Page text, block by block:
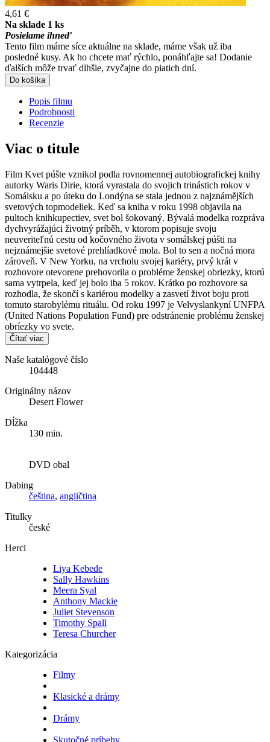
4,61 €
Na sklade 1 ks
Posielame ihneď
Tento film máme síce aktuálne na sklade, máme však už iba
posledné kusy. Ak ho chcete mať rýchlo, ponáhľajte sa! Dodanie
ďalších môže trvať dlhšie, zvyčajne do piatich dní.
Do košíka
Popis filmu
Podrobnosti
Recenzie
Viac o titule
Film Kvet púšte vznikol podla rovnomennej autobiografickej knihy
autorky Waris Dirie, ktorá vyrastala do svojich trinástich rokov v
Somálsku a po úteku do Londýna se stala jednou z najznámějších
svetových topmodeliek. Keď sa kniha v roku 1998 objavila na
pultoch knihkupectiev, svet bol šokovaný. Bývalá modelka rozpráva
dychvyrážajúci životný príběh, v ktorom popisuje svoju
neuveriteľnú cestu od kočovného života v somálskej púšti na
nejznámejšie svetové prehlíadkové mola. Bol to sen a nočná mora
zároveň. V New Yorku, na vrcholu svojej kariéry, prvý krát v
rozhovore otevorene prehovorila o probléme ženskej obriezky, ktorú
sama vytrpela, keď jej bolo iba 5 rokov. Krátko po rozhovore sa
rozhodla, že skončí s kariérou modelky a zasvetí život boju proti
tomuto starobylému rituálu. Od roku 1997 je Velvyslankyní UNFPA
(United Nations Population Fund) pre odstránenie problému ženskej
obríezky vo svete.
Čítať viac
Naše katalógové číslo
104448
Originálny názov
Desert Flower
Dĺžka
130 min.
DVD obal
Dabing
čeština, angličtina
Titulky
české
Herci
Liya Kebede
Sally Hawkins
Meera Syal
Anthony Mackie
Juliet Stevenson
Timothy Spall
Teresa Churcher
Kategorizácia
Filmy
Klasické a drámy
Drámy